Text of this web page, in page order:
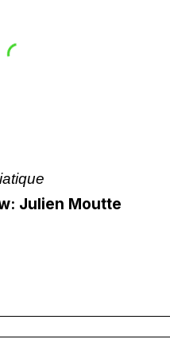
Julien Moutte